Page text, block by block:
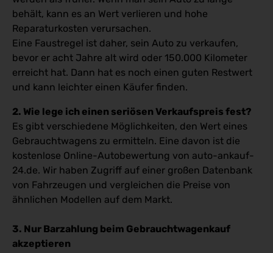
behält, kann es an Wert verlieren und hohe
Reparaturkosten verursachen.
Eine Faustregel ist daher, sein Auto zu verkaufen,
bevor er acht Jahre alt wird oder 150.000 Kilometer
erreicht hat. Dann hat es noch einen guten Restwert
und kann leichter einen Käufer finden.
2. Wie lege ich einen seriösen Verkaufspreis fest?
Es gibt verschiedene Möglichkeiten, den Wert eines
Gebrauchtwagens zu ermitteln. Eine davon ist die
kostenlose Online-Autobewertung von auto-ankauf-
24.de. Wir haben Zugriff auf einer großen Datenbank
von Fahrzeugen und vergleichen die Preise von
ähnlichen Modellen auf dem Markt.
3. Nur Barzahlung beim Gebrauchtwagenkauf
akzeptieren